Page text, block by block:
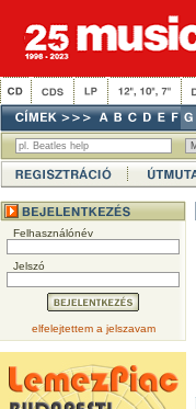
Felhasználónév
Jelszó
elfelejtettem a jelszavam